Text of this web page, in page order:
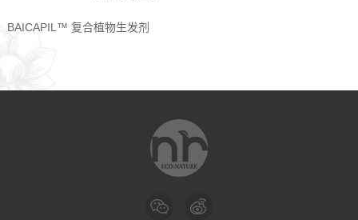
BAICAPIL™ 复合植物生发剂